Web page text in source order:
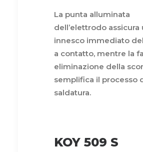
La punta alluminata
dell’elettrodo assicura
innesco immediato
a contatto, mentre la
eliminazione della
semplifica il processo
saldatura.
KOY 509 S